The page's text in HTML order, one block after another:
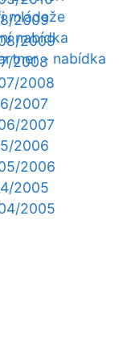
mládeže
nabídka
- nabídka
2009
2009
2008
2008
2007
2007
2006
2006
2005
2005